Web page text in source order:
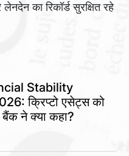
का रिकॉर्ड सुरक्षित रहे
Stability
क्रिप्टो एसेट्स को
बैंक ने क्या कहा?